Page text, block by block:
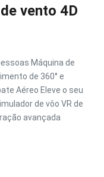
vento 4D
Máquina de
de 360° e
Aéreo Eleve o seu
de vôo VR de
avançada